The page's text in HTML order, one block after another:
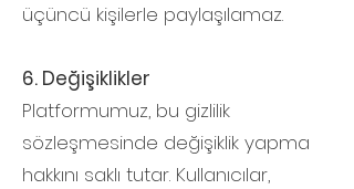
üçüncü kişilerle paylaşılamaz.
6. Değişiklikler
Platformumuz, bu gizlilik
sözleşmesinde değişiklik yapma
hakkını saklı tutar. Kullanıcılar,